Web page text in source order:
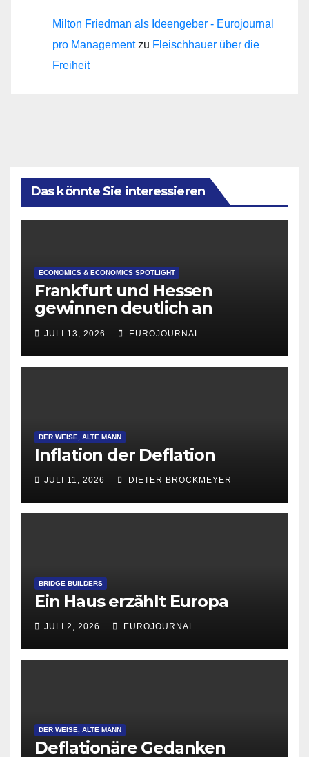
Milton Friedman als Ideengeber - Eurojournal
pro Managementzu Fleischhauer über die
Freiheit
Das könnte Sie interessieren
ECONOMICS & ECONOMICS SPOTLIGHT
Frankfurt und Hessen
gewinnen deutlich an
Attraktivität für Startup-
Gründungen
JULI 13, 2026 EUROJOURNAL
DER WEISE, ALTE MANN
Inflation der Deflation
JULI 11, 2026 DIETER BROCKMEYER
BRIDGE BUILDERS
Ein Haus erzählt Europa
JULI 2, 2026 EUROJOURNAL
DER WEISE, ALTE MANN
Deflationäre Gedanken